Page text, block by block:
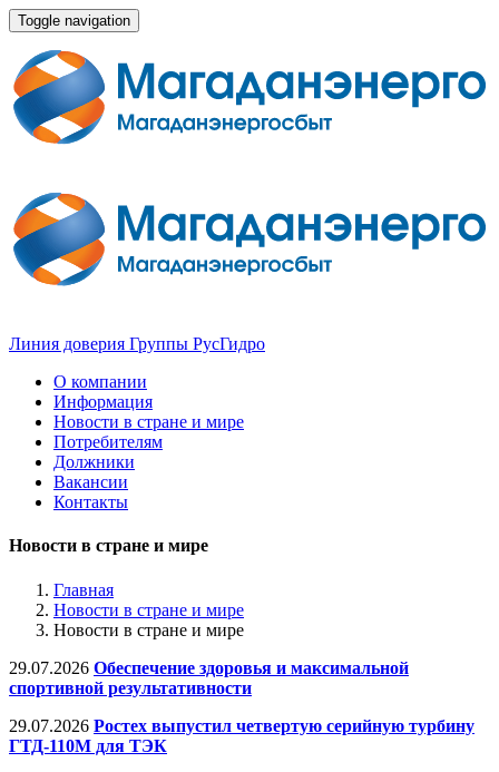
Toggle navigation
Линия доверия Группы РусГидро
О компании
Информация
Новости в стране и мире
Потребителям
Должники
Вакансии
Контакты
Новости в стране и мире
Главная
Новости в стране и мире
Новости в стране и мире
29.07.2026 Обеспечение здоровья и максимальной
спортивной результативности
29.07.2026 Ростех выпустил четвертую серийную турбину
ГТД-110М для ТЭК